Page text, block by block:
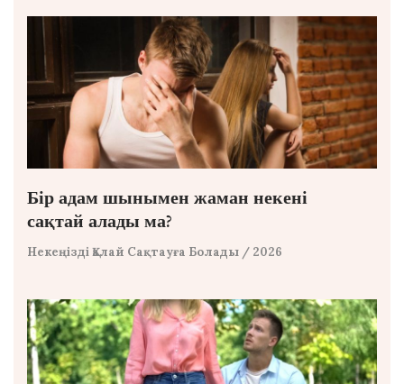
Бір адам шынымен жаман некені
сақтай алады ма?
Некеңізді Қалай Сақтауға Болады / 2026